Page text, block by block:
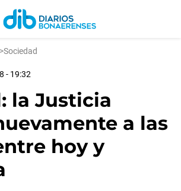
>Sociedad
- 19:32
la Justicia
a las
hoy y